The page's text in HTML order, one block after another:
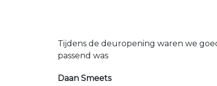
Tijdens de deuropening waren we
passend was
Daan Smeets